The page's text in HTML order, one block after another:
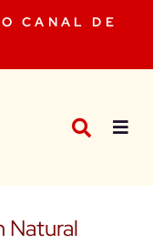
CANAL DE
Natural